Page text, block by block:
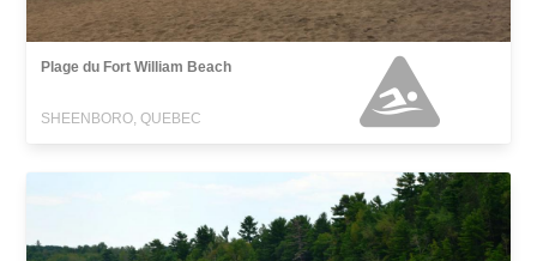
Plage du Fort William Beach
SHEENBORO, QUEBEC